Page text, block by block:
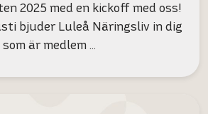
2025 med en kickoff med oss!
bjuder Luleå Näringsliv in dig
som är medlem …